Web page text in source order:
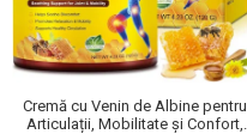
Scrub / Balsam de buze
Netestate pe Animale
Cremă cu Venin de Albine pentru
Articulații, Mobilitate și Confort,